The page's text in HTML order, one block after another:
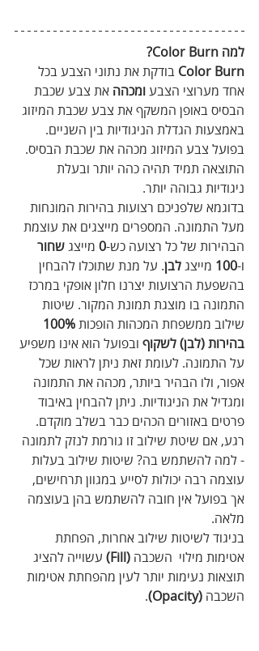
למה Color Burn?
Color Burn בודקת את נתוני הצבע בכל
אחד מערוצי הצבע ומכהה את צבע שכבת
הבסיס באופן המשקף את צבע שכבת המיזוג
באמצעות הגדלת הניגודיות בין השניים.
בפועל צבע המיזוג מכהה את שכבת הבסיס.
התוצאה תמיד תהיה כהה יותר ובעלת
ניגודיות גבוהה יותר.
בדוגמא שלפניכם רצועות בהירות המונחות
מעל התמונה. המספרים מייצגים את עוצמת
הבהירות של כל רצועה כש-0 מייצג שחור
ו-100 מייצג לבן. על מנת שתוכלו להבחין
בהשפעת הרצועות יצרנו חלון אופקי במרכז
התמונה בו מוצגת תמונת המקור. שיטות
שילוב ממשפחת המכהות הופכות
בהירות (לבן) לשקוף ובפועל הוא אינו משפיע
על התמונה. לעומת זאת ניתן לראות שכל
אפור, ולו הבהיר ביותר, מכהה את התמונה
ומגדיל את הניגודיות. ניתן להבחין באיבוד
פרטים באזורים הכהים כבר בשלב מוקדם.
רגע, אם שיטת שילוב זו גורמת לנזק לתמונה
- למה להשתמש בה? שיטות שילוב בעלות
עוצמה רבה יכולות לסייע במגוון תרחישים,
אך בפועל אין חובה להשתמש בהן בעוצמה
מלאה.
בניגוד לשיטות שילוב אחרות, הפחתת
אטימות מילוי  השכבה (Fill)
עשוייה להציג
תוצאות נעימות יותר לעין מהפחתת אטימות
השכבה (Opacity)
.